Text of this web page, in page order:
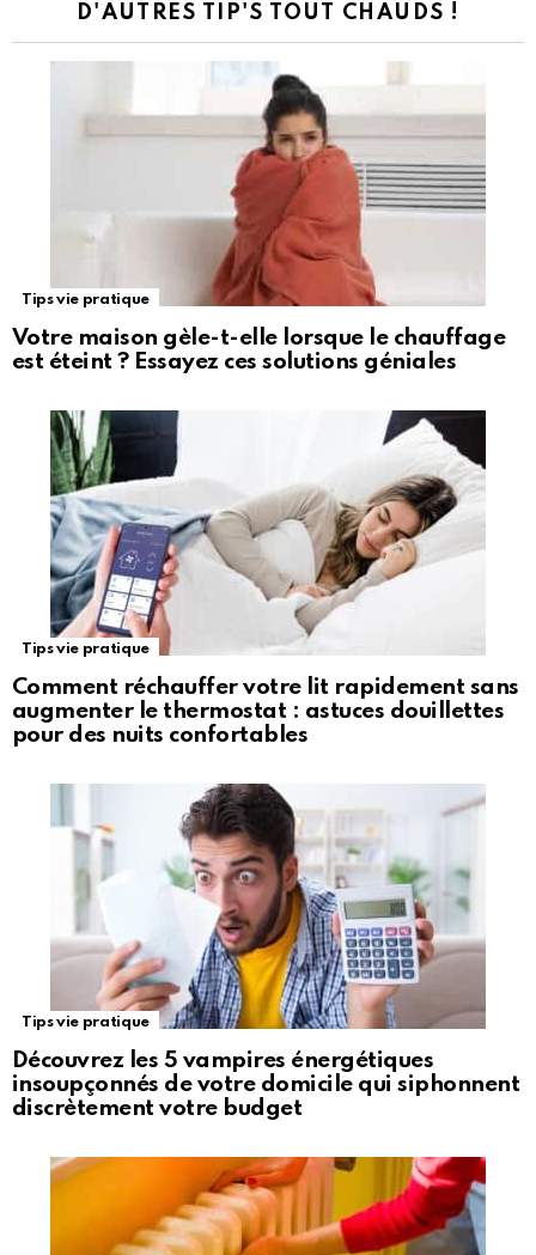
D'AUTRES TIP'S TOUT CHAUDS !
Tips vie pratique
Votre maison gèle-t-elle lorsque le chauffage
est éteint ? Essayez ces solutions géniales
Tips vie pratique
Comment réchauffer votre lit rapidement sans
augmenter le thermostat : astuces douillettes
pour des nuits confortables
Tips vie pratique
Découvrez les 5 vampires énergétiques
insoupçonnés de votre domicile qui siphonnent
discrètement votre budget